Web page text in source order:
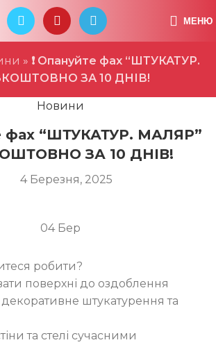
МЕНЮ
» ❗️ Опануйте фах “ШТУКАТУР.
ЗА 10 ДНІВ!
Новини
фах “ШТУКАТУР. МАЛЯР”
ЗА 10 ДНІВ!
4 Березня, 2025
04 Бер
робити?
поверхні до оздоблення
штукатурення та
та стелі сучасними
В ЄДНОСТІ